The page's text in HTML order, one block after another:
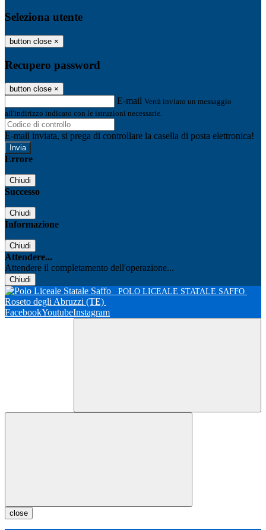
Seleziona utente
button close ×
Recupero password
button close ×
E-mail Verrà inviato un messaggio
all'indirizzo indicato con le istruzioni necessarie.
E-mail inviata, si prega di controllare la casella di posta elettronica!
Errore
Chiudi
Successo
Chiudi
Informazione
Chiudi
Attendere...
Attendere il completamento dell'operazione...
Chiudi
POLO LICEALE STATALE SAFFO
Roseto degli Abruzzi (TE)
FacebookYoutubeInstagram
close